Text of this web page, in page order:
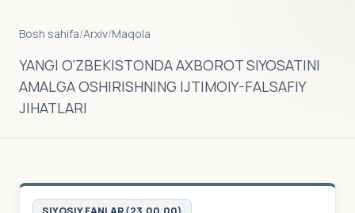
Bosh sahifa/Arxiv/Maqola
YANGI O‘ZBEKISTONDA AXBOROT SIYOSATINI
AMALGA OSHIRISHNING IJTIMOIY-FALSAFIY
JIHATLARI